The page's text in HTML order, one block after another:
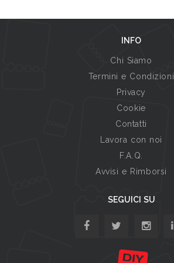
INFO
Chi Siamo
Termini e Condizioni
Privacy
Cookie
Contatti
Lavora con noi
F.A.Q.
Avvisi e Rimborsi
SEGUICI SU